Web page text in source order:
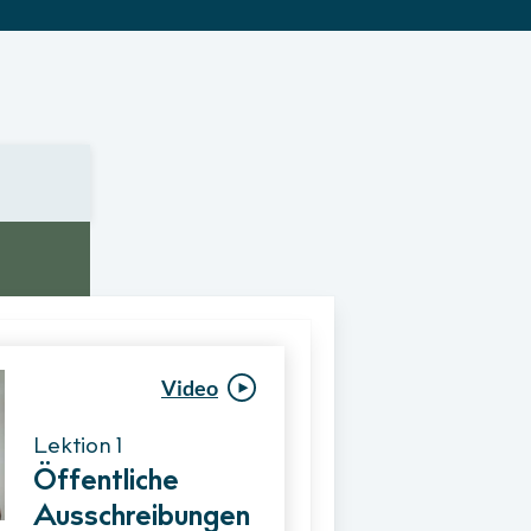
Video
Lektion 1
Öffentliche
AusschreibungenVergabeverfahre